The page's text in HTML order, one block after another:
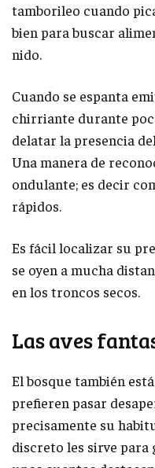
tamborileo cuando
bien para buscar
nido.
Cuando se espanta
chirriante durante
delatar la presencia
Una manera de
ondulante; es decir
rápidos.
Es fácil localizar su
se oyen a mucha
en los troncos secos.
Las aves
El bosque también
prefieren pasar
precisamente su
discreto les sirve para